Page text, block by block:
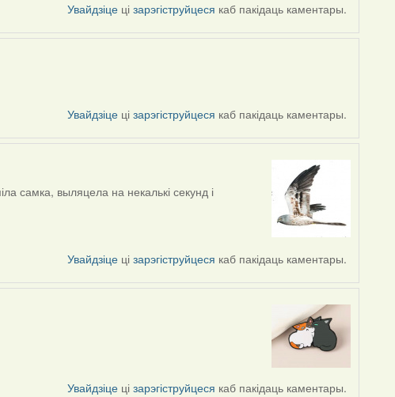
Увайдзіце цізарэгіструйцеся каб пакідаць каментары.
Увайдзіце цізарэгіструйцеся каб пакідаць каментары.
самка, выляцела на некалькі секунд і
Увайдзіце цізарэгіструйцеся каб пакідаць каментары.
Увайдзіце цізарэгіструйцеся каб пакідаць каментары.